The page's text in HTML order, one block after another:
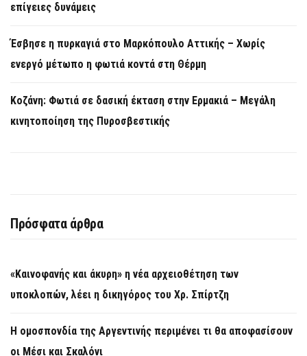
επίγειες δυνάμεις
Έσβησε η πυρκαγιά στο Μαρκόπουλο Αττικής – Χωρίς
ενεργό μέτωπο η φωτιά κοντά στη Θέρμη
Κοζάνη: Φωτιά σε δασική έκταση στην Ερμακιά – Μεγάλη
κινητοποίηση της Πυροσβεστικής
Πρόσφατα άρθρα
«Καινοφανής και άκυρη» η νέα αρχειοθέτηση των
υποκλοπών, λέει η δικηγόρος του Χρ. Σπίρτζη
Η ομοσπονδία της Αργεντινής περιμένει τι θα αποφασίσουν
οι Μέσι και Σκαλόνι